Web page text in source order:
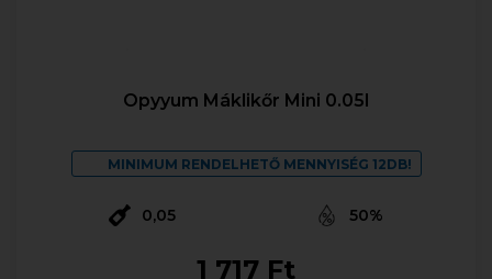
Opyyum Máklikőr Mini 0.05l
MINIMUM RENDELHETŐ MENNYISÉG 12DB!
0,05 50%
1 717 Ft